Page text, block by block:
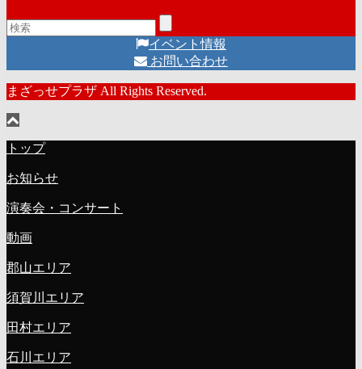
イベント情報
お問い合わせ
まざっせプラザ All Rights Reserved.
トップ
お知らせ
演奏会・コンサート
動画
郡山エリア
須賀川エリア
田村エリア
石川エリア